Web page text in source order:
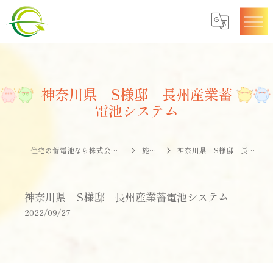
神奈川県 S様邸 長州産業蓄
電池システム
住宅の蓄電池なら株式会社エナジークオリティー 施工事例 神奈川県 S様邸 長州産業蓄電池システム
神奈川県 S様邸 長州産業蓄電池システム
2022/09/27